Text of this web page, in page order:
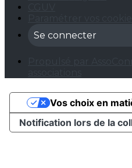
Se connecter
Notification lors de la
Vos choix en